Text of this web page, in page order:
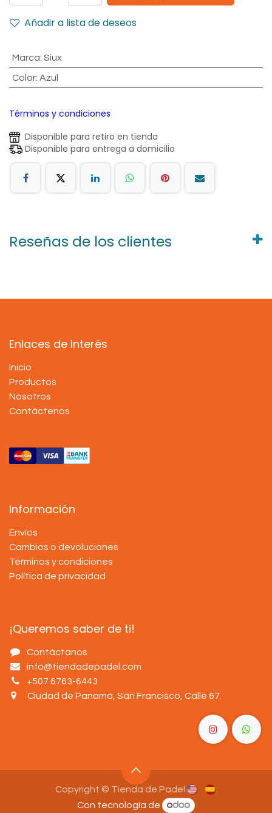
Añadir a lista de deseos
Marca: Siux
Color: Azul
Términos y condiciones
Disponible para retiro en tienda
Disponible para entrega a domicilio
Reseñas de los clientes
Enlaces de Interés
Inicio
Productos
Nosotros
Contáctenos
Información
Envíos
Cambios o devoluciones
Términos y condiciones
Política de privacidad
¡Queremos saber de ti!
Contáctanos
info@tiendadepadel.com
+507 6763-6443
Ciudad de Panamá, San Francisco, Calle 67
Copyright © Tienda de Padel
Con tecnología de